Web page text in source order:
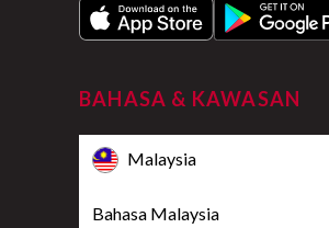
BAHASA & KAWASAN
Malaysia
Bahasa Malaysia